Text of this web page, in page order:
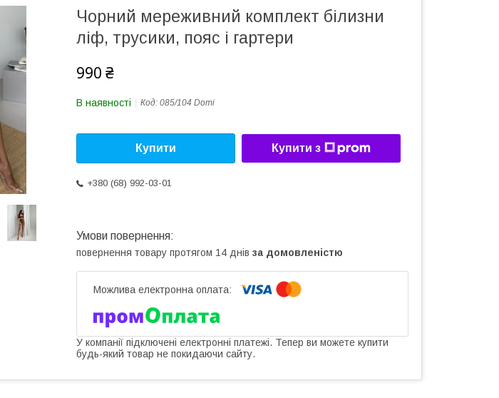
Чорний мереживний комплект білизни
ліф, трусики, пояс і гартери
990 ₴
В наявності Код: 085/104 Domi
Купити Купити з
+380 (68) 992-03-01
повернення товару протягом 14 днів за домовленістю
У компанії підключені електронні платежі. Тепер ви можете купити
будь-який товар не покидаючи сайту.